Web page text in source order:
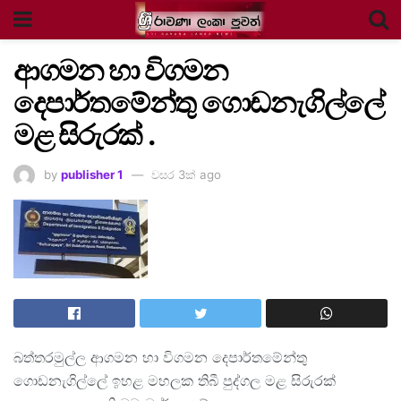
ආගමන හා විගමන
දෙපාර්තමේන්තු ගොඩනැගිල්ලේ
මළ සිරුරක් .
by publisher 1 වසර 3ක් ago
බත්තරමුල්ල ආගමන හා විගමන දෙපාර්තමේන්තු
ගොඩනැගිල්ලේ ඉහළ මහලක තිබී පුද්ගල මළ සිරුරක්